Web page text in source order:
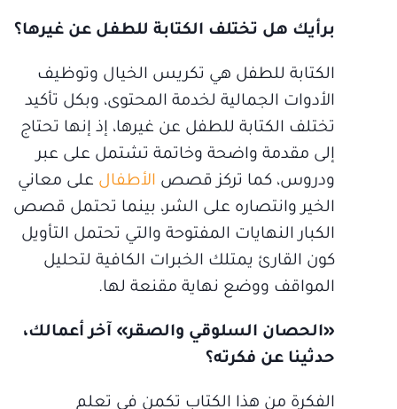
برأيك هل تختلف الكتابة للطفل عن غيرها؟
الكتابة للطفل هي تكريس الخيال وتوظيف
الأدوات الجمالية لخدمة المحتوى، وبكل تأكيد
تختلف الكتابة للطفل عن غيرها، إذ إنها تحتاج
إلى مقدمة واضحة وخاتمة تشتمل على عبر
ودروس، كما تركز قصص الأطفال على معاني
الخير وانتصاره على الشر، بينما تحتمل قصص
الكبار النهايات المفتوحة والتي تحتمل التأويل
كون القارئ يمتلك الخبرات الكافية لتحليل
المواقف ووضع نهاية مقنعة لها.
«الحصان السلوقي والصقر» آخر أعمالك،
حدثينا عن فكرته؟
الفكرة من هذا الكتاب تكمن في تعلم